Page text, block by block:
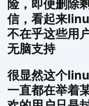
险，即便删除
信，看起来
不在乎这些用
无脑支持
很显然这个
一直都在举着